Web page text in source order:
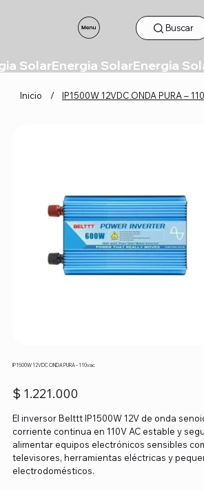
Buscar
Inicio / IP1500W 12VDC ONDA PURA –
IP1500W 12VDC ONDA PURA – 110vac
Precio
$ 1.221.000
El inversor Belttt IP1500W 12V de onda
corriente continua en 110V AC estable y
alimentar equipos electrónicos sensibles
televisores, herramientas eléctricas y
electrodomésticos.